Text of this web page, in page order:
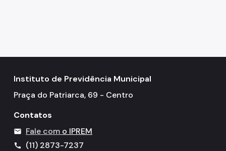
Instituto de Previdência Municipal
Praça do Patriarca, 69 - Centro
Contatos
mail Fale com o IPREM
call (11) 2873-7237